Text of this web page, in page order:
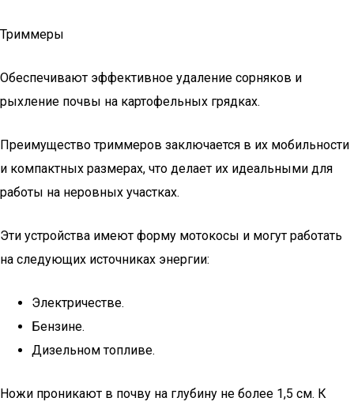
Триммеры
Обеспечивают эффективное удаление сорняков и
рыхление почвы на картофельных грядках.
Преимущество триммеров заключается в их мобильности
и компактных размерах, что делает их идеальными для
работы на неровных участках.
Эти устройства имеют форму мотокосы и могут работать
на следующих источниках энергии:
Электричестве.
Бензине.
Дизельном топливе.
Ножи проникают в почву на глубину не более 1,5 см. К